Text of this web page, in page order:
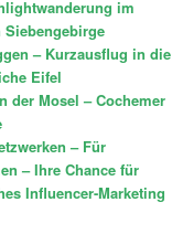
im
– Kurzausflug in die
Eifel
der Mosel – Cochemer
– Für
– Ihre Chance für
Influencer-Marketing